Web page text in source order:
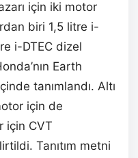
için iki motor
biri 1,5 litre i-
i-DTEC dizel
Earth
tanımlandı. Altı
için de
için CVT
Tanıtım metni